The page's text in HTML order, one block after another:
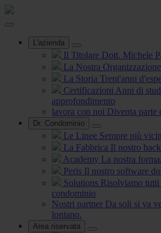
L'azienda
Il Titolare Dott. Michele
La Nostra Organizzazione
La Storia Trent'anni
Certificazioni Anni di
approfondimento
lavora con noi Diventa parte
Dr. Condominio
Le Linee Sempre più
La Fabbrica Il nostro
Academy La nostra
Peris Il nostro software
Solutions Risolviamo
condominio
Nostri partner Da soli si va
lontano.
Area riservata